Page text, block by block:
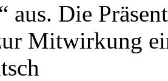
aus. Die
Mitwirkung